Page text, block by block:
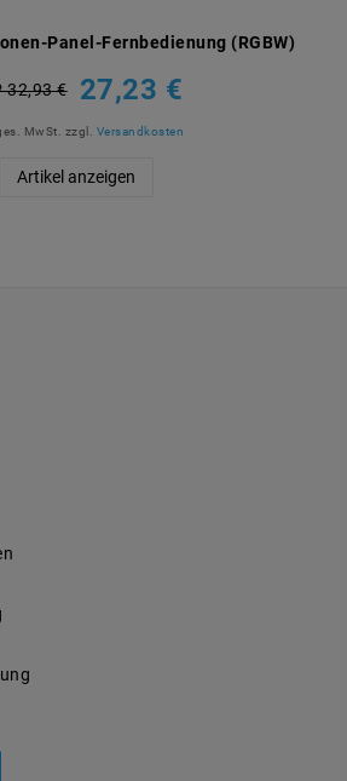
Panel-Fernbedienung (RGBW)
32,93 € 27,23 €
MwSt. zzgl. Versandkosten
Artikel anzeigen